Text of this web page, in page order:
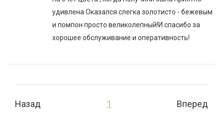
удивлена Оказался слегка золотисто - бежевым
и помпон просто великолепный!И спасибо за
хорошее обслуживание и оперативность!
Назад 1 Вперед